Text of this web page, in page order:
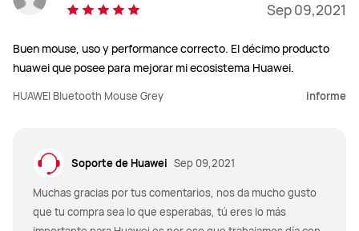
Sep 09,2021
Buen mouse, uso y performance correcto. El décimo producto
huawei que posee para mejorar mi ecosistema Huawei.
HUAWEI Bluetooth Mouse Grey informe
Soporte de Huawei Sep 09,2021
Muchas gracias por tus comentarios, nos da mucho gusto
que tu compra sea lo que esperabas, tú eres lo más